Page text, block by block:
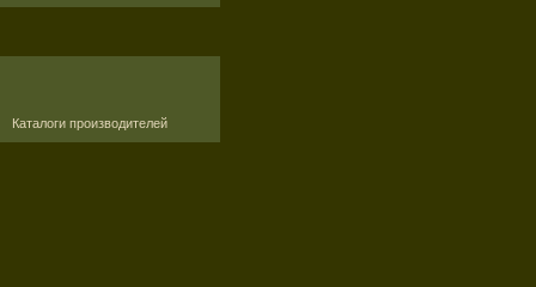
Каталоги производителей